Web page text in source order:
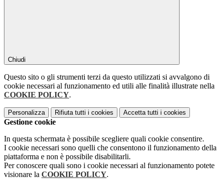
Chiudi
Questo sito o gli strumenti terzi da questo utilizzati si avvalgono di
cookie necessari al funzionamento ed utili alle finalità illustrate nella
COOKIE POLICY.
Personalizza Rifiuta tutti i cookies Accetta tutti i cookies
Gestione cookie
In questa schermata è possibile scegliere quali cookie consentire.
I cookie necessari sono quelli che consentono il funzionamento della
piattaforma e non è possibile disabilitarli.
Per conoscere quali sono i cookie necessari al funzionamento potete
visionare la COOKIE POLICY.